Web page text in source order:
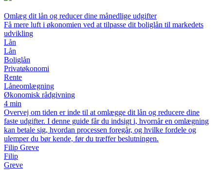
Omlæg dit lån og reducer dine månedlige udgifter
Få mere luft i økonomien ved at tilpasse dit boliglån til markedets
udvikling
Lån
Lån
Boliglån
Privatøkonomi
Rente
Låneomlægning
Økonomisk rådgivning
4 min
Overvej om tiden er inde til at omlægge dit lån og reducere dine
faste udgifter. I denne guide får du indsigt i, hvornår en omlægning
kan betale sig, hvordan processen foregår, og hvilke fordele og
ulemper du bør kende, før du træffer beslutningen.
Filip Greve
Filip
Greve